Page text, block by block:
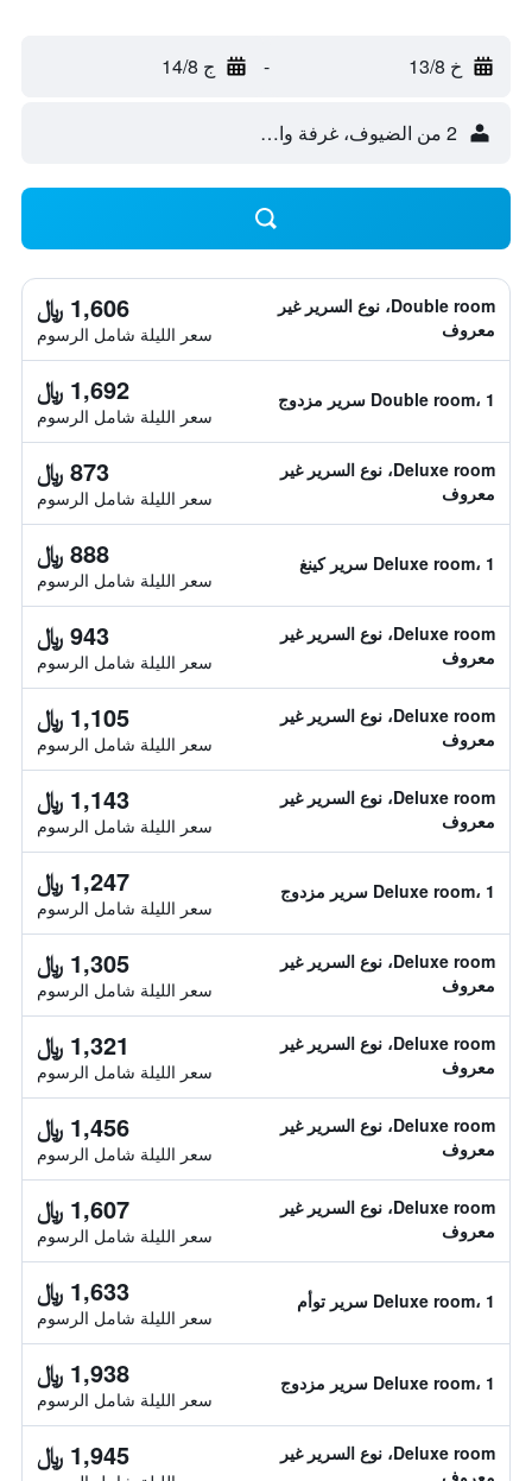
خ 13/8 - ج 14/8
2 من الضيوف، غرفة واحدة
Double room، نوع السرير غير
معروف
1,606 ﷼
سعر الليلة شامل الرسوم
Double room، 1 سرير مزدوج 1,692 ﷼
سعر الليلة شامل الرسوم
Deluxe room، نوع السرير غير
معروف
873 ﷼
سعر الليلة شامل الرسوم
Deluxe room، 1 سرير كينغ 888 ﷼
سعر الليلة شامل الرسوم
Deluxe room، نوع السرير غير
معروف
943 ﷼
سعر الليلة شامل الرسوم
Deluxe room، نوع السرير غير
معروف
1,105 ﷼
سعر الليلة شامل الرسوم
Deluxe room، نوع السرير غير
معروف
1,143 ﷼
سعر الليلة شامل الرسوم
Deluxe room، 1 سرير مزدوج 1,247 ﷼
سعر الليلة شامل الرسوم
Deluxe room، نوع السرير غير
معروف
1,305 ﷼
سعر الليلة شامل الرسوم
Deluxe room، نوع السرير غير
معروف
1,321 ﷼
سعر الليلة شامل الرسوم
Deluxe room، نوع السرير غير
معروف
1,456 ﷼
سعر الليلة شامل الرسوم
Deluxe room، نوع السرير غير
معروف
1,607 ﷼
سعر الليلة شامل الرسوم
Deluxe room، 1 سرير توأم 1,633 ﷼
سعر الليلة شامل الرسوم
Deluxe room، 1 سرير مزدوج 1,938 ﷼
سعر الليلة شامل الرسوم
Deluxe room، نوع السرير غير
معروف
1,945 ﷼